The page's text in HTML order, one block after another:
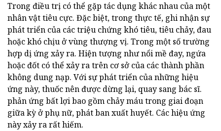
Trong điều trị có thể gặp tác dụng khác nhau của một
nhân vật tiêu cực. Đặc biệt, trong thực tế, ghi nhận sự
phát triển của các triệu chứng khó tiêu, tiêu chảy, đau
hoặc khó chịu ở vùng thượng vị. Trong một số trường
hợp dị ứng xảy ra. Hiện tượng như nổi mề đay, ngứa
hoặc đốt có thể xảy ra trên cơ sở của các thành phần
không dung nạp. Với sự phát triển của những hiệu
ứng này, thuốc nên được dừng lại, quay sang bác sĩ.
phản ứng bất lợi bao gồm chảy máu trong giai đoạn
giữa kỳ ở phụ nữ, phát ban xuất huyết. Các hiệu ứng
này xảy ra rất hiếm.